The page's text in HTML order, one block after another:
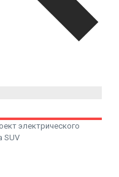
электрического
SUV